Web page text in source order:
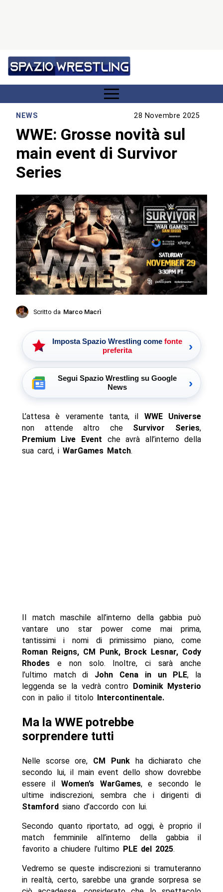
NEWS 28 Novembre 2025
WWE: Grosse novità sul
main event di Survivor
Series
Scritto da Marco Macrì
Imposta Spazio Wrestling come fonte
preferita
›
Segui Spazio Wrestling su Google
News
›
L’attesa è veramente tanta, il WWE Universe
non attende altro che Survivor Series,
Premium Live Event che avrà all’interno della
sua card, i WarGames Match.
Il match maschile all’interno della gabbia può
vantare uno star power come mai prima,
tantissimi i nomi di primissimo piano, come
Roman Reigns, CM Punk, Brock Lesnar, Cody
Rhodese non solo. Inoltre, ci sarà anche
l’ultimo match di John Cena in un PLE, la
leggenda se la vedrà contro
Dominik Mysterio
con in palio il titolo
Intercontinentale.
Ma la WWE potrebbe
sorprendere tutti
Nelle scorse ore, CM Punkha dichiarato che
secondo lui, il main event dello show dovrebbe
essere il Women’s WarGames, e secondo le
ultime indiscrezioni, sembra che i dirigenti di
Stamford siano d’accordo con lui.
Secondo quanto riportato, ad oggi, è proprio il
match femminile all’interno della gabbia il
favorito a chiudere l’ultimo PLE del 2025.
Vedremo se queste indiscrezioni si tramuteranno
in realtà, certo, sarebbe una grande sorpresa se